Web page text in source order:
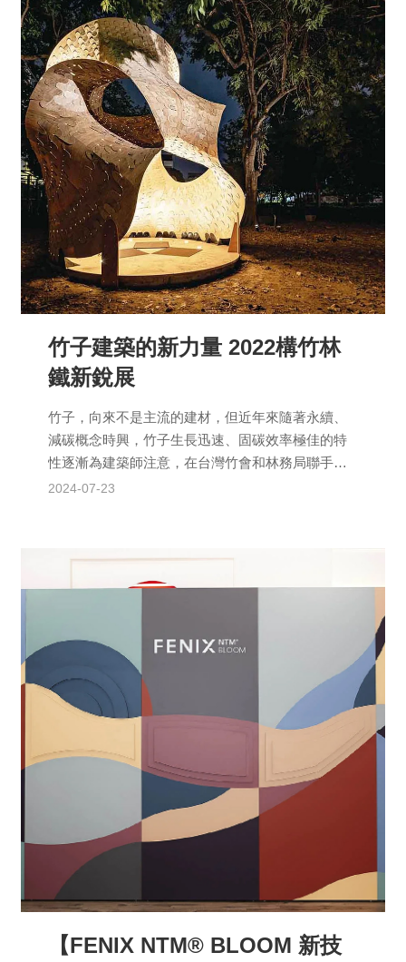
竹子建築的新力量 2022構竹林
鐵新銳展
竹子，向來不是主流的建材，但近年來隨著永續、
減碳概念時興，竹子生長迅速、固碳效率極佳的特
性逐漸為建築師注意，在台灣竹會和林務局聯手推
廣下，2022年再度邀請結構技師陳冠帆擔任策展
2024-07-23
【FENIX NTM® BLOOM 新技